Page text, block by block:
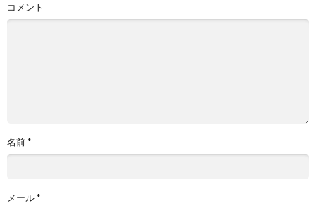
コメント
名前*
メール*